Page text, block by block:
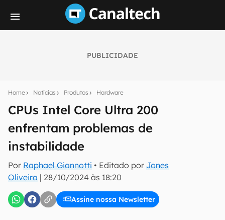
PUBLICIDADE
Home Notícias Produtos Hardware
CPUs Intel Core Ultra 200
enfrentam problemas de
instabilidade
Por Raphael Giannotti • Editado por Jones
Oliveira | 28/10/2024 às 18:20
Assine nossa Newsletter
notícias e reviews sobre tecnologia em primeira
mão.
E-mail
inscreva-se
Confirmo que li, aceito e concordo com os Termos de
Uso e Política de Privacidade do Canaltech.